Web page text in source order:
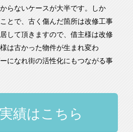
らないケースが大半です。しか
とで、古く傷んだ箇所は改修工事
して頂きますので、借主様は改修
は古かった物件が生まれ変わ
なれ街の活性化にもつながる事
績はこちら